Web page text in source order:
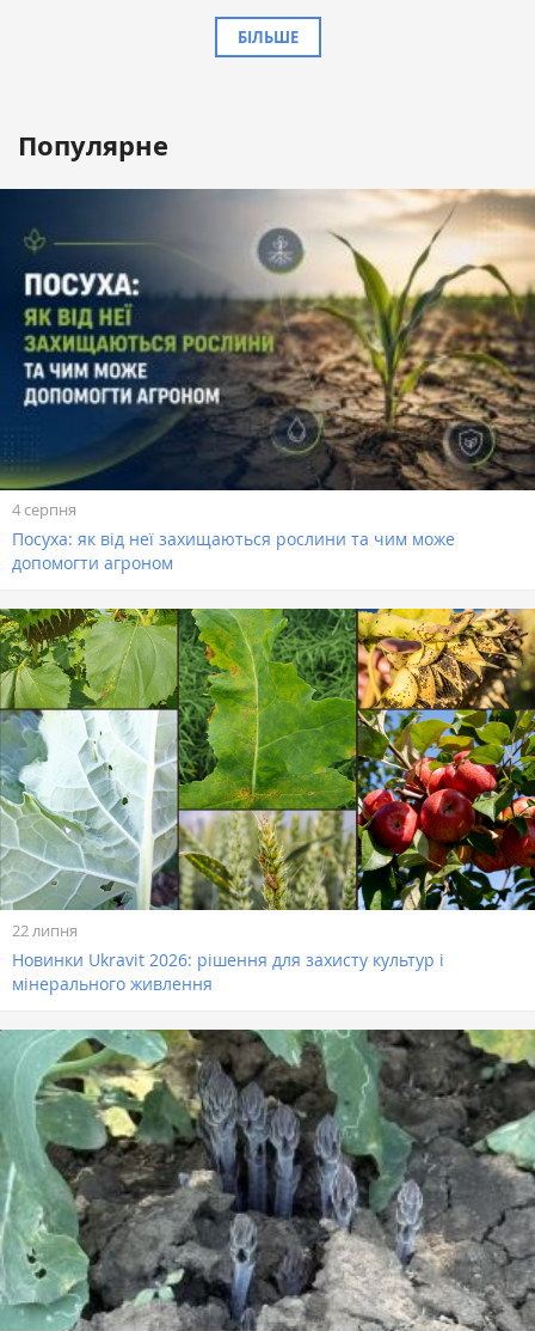
БІЛЬШЕ
Популярне
4 серпня
Посуха: як від неї захищаються рослини та чим може
допомогти агроном
22 липня
Новинки Ukravit 2026: рішення для захисту культур і
мінерального живлення